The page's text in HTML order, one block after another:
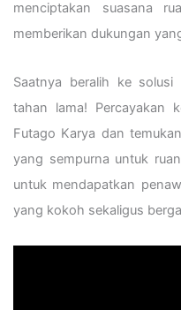
menciptakan suasana
memberikan dukungan
Saatnya beralih ke
tahan lama! Percayakan
Futago Karya dan
yang sempurna untuk
untuk mendapatkan
yang kokoh sekaligus